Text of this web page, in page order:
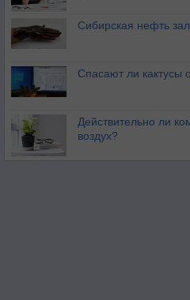
Сибирская нефть
Спасают ли кактусы
Действительно ли
воздух?